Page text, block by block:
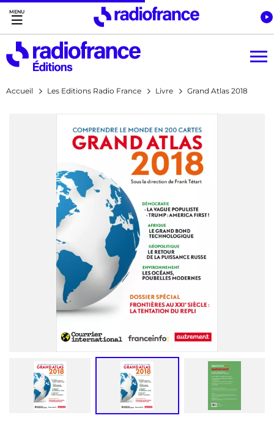
Accès direct :
Menu principal
Contenu
Accueil Les Editions Radio France Livre Grand Atlas 2018